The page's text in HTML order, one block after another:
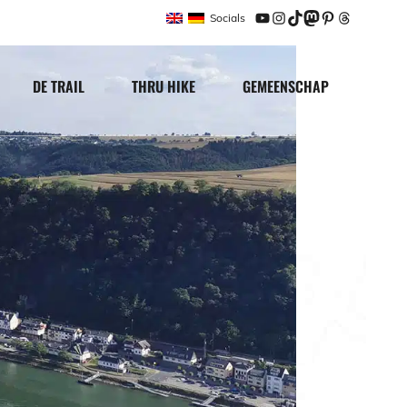
Socials
YouTube
Instagram
TikTok
Mastodon
Pinterest
Threads
DE TRAIL THRU HIKE GEMEENSCHAP